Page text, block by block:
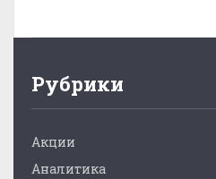
Рубрики
Акции
Аналитика